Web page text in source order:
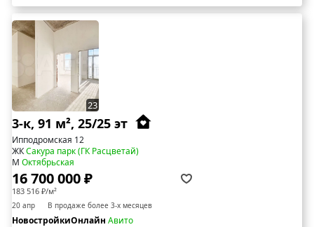
23
3-к, 91 м², 25/25 эт
Ипподромская 12
ЖКСакура парк (ГК Расцветай)
М Октябрьская
16 700 000 ₽
183 516 ₽/м²
20 апр В продаже более 3-х месяцев
НовостройкиОнлайн Авито